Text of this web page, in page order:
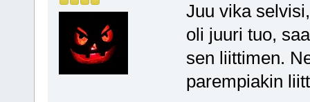
Juu vika
oli juuri tuo,
sen liittimen.
parempiakin